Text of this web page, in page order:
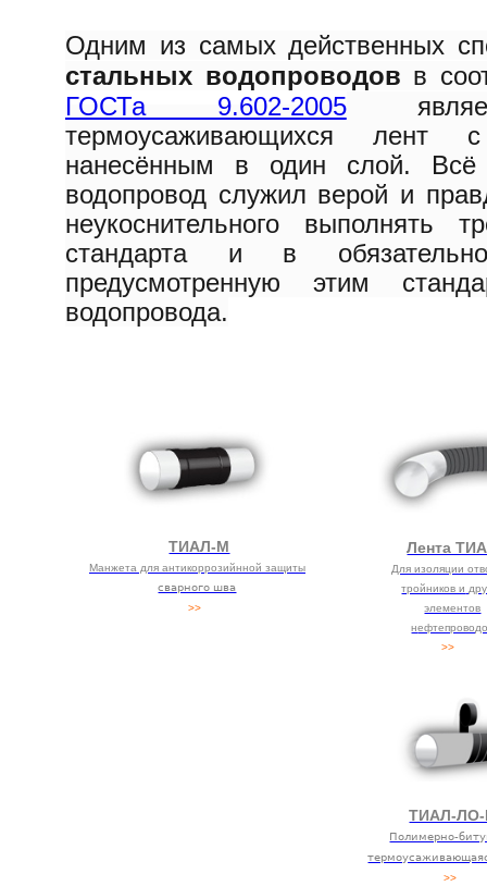
Одним из самых действенных
стальных водопроводов в
ГОСТа 9.602-2005
термоусаживающихся лент
нанесённым в один слой. Всё
водопровод служил верой и
неукоснительного выполнять
стандарта и в
предусмотренную этим
водопровода.
ТИАЛ-М
Манжета для антикоррозийнной защиты
сварного шва
>>
Лента
Для изоляции
тройников и
элементов
н
>>
ТИАЛ-
Полимерно-
>>